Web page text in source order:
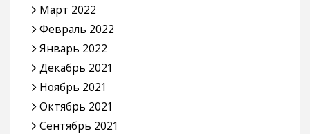
Март 2022
Февраль 2022
Январь 2022
Декабрь 2021
Ноябрь 2021
Октябрь 2021
Сентябрь 2021